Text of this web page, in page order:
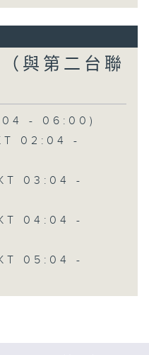
與第二台聯
- 06:00)
02:04 -
03:04 -
04:04 -
05:04 -